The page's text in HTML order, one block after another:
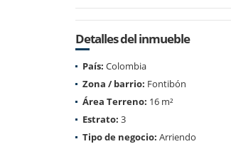
Detalles del inmueble
País: Colombia
Zona / barrio: Fontibón
Área Terreno: 16 m²
Estrato: 3
Tipo de negocio: Arriendo